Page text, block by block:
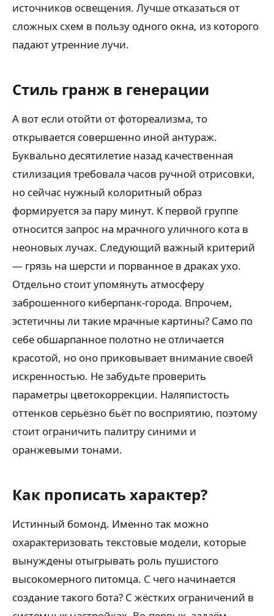
источников освещения. Лучше отказаться от
сложных схем в пользу одного окна, из которого
падают утренние лучи.
Стиль гранж в генерации
А вот если отойти от фотореализма, то
открывается совершенно иной антураж.
Буквально десятилетие назад качественная
стилизация требовала часов ручной отрисовки,
но сейчас нужный колоритный образ
формируется за пару минут. К первой группе
относится запрос на мрачного уличного кота в
неоновых лучах. Следующий важный критерий
— грязь на шерсти и порванное в драках ухо.
Отдельно стоит упомянуть атмосферу
заброшенного киберпанк-города. Впрочем,
эстетичны ли такие мрачные картины? Само по
себе обшарпанное полотно не отличается
красотой, но оно приковывает внимание своей
искренностью. Не забудьте проверить
параметры цветокоррекции. Наляпистость
оттенков серьёзно бьёт по восприятию, поэтому
стоит ограничить палитру синими и
оранжевыми тонами.
Как прописать характер?
Истинный бомонд. Именно так можно
охарактеризовать текстовые модели, которые
вынуждены отыгрывать роль пушистого
высокомерного питомца. С чего начинается
создание такого бота? С жёстких ограничений в